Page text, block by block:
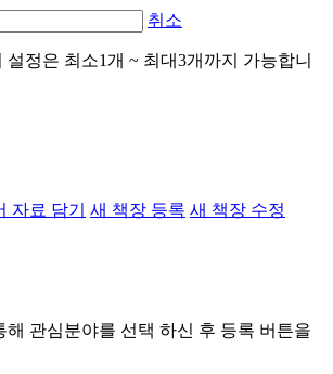
취소
설정은 최소1개 ~ 최대3개까지 가능합니
자료 담기 새 책장 등록 새 책장 수정
해 관심분야를 선택 하신 후 등록 버튼을